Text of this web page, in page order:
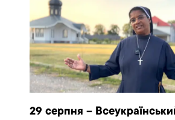
29 серпня –